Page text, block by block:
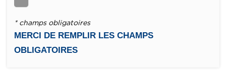
* champs obligatoires
MERCI DE REMPLIR LES CHAMPS
OBLIGATOIRES